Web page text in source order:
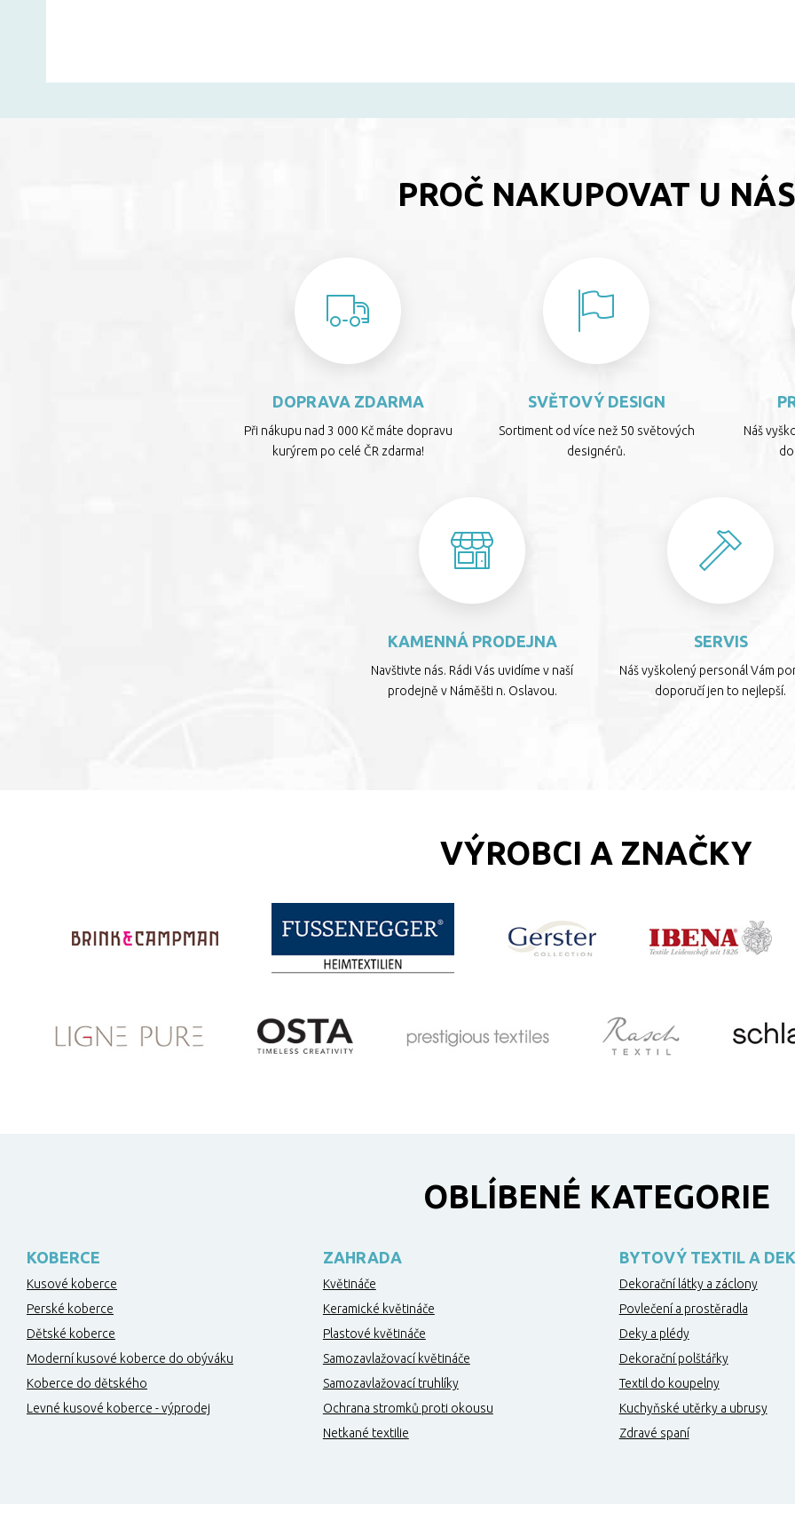
PROČ NAKUPOVAT U NÁS
DOPRAVA ZDARMA
Při nákupu nad 3 000 Kč máte dopravu
kurýrem po celé ČR zdarma!
SVĚTOVÝ DESIGN
Sortiment od více než 50 světových
designérů.
Náš
KAMENNÁ PRODEJNA
Navštivte nás. Rádi Vás uvidíme v naší
prodejně v Náměšti n. Oslavou.
SERVIS
Náš vyškolený personál Vám
doporučí jen to nejlepší.
VÝROBCI A ZNAČKY
OBLÍBENÉ KATEGORIE
KOBERCE
Kusové koberce
Perské koberce
Dětské koberce
Moderní kusové koberce do obýváku
Koberce do dětského
Levné kusové koberce - výprodej
ZAHRADA
Květináče
Keramické květináče
Plastové květináče
Samozavlažovací květináče
Samozavlažovací truhlíky
Ochrana stromků proti okousu
Netkané textilie
BYTOVÝ TEXTIL A
Dekorační látky a záclony
Povlečení a prostěradla
Deky a plédy
Dekorační polštářky
Textil do koupelny
Kuchyňské utěrky a ubrusy
Zdravé spaní